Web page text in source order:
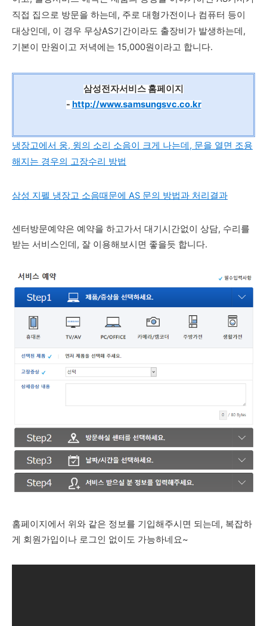
직접 집으로 방문을 하는데, 주로 대형가전이나 컴퓨터 등이
대상인데, 이 경우 무상AS기간이라도 출장비가 발생하는데,
기본이 만원이고 저녁에는 15,000원이라고 합니다.
삼성전자서비스 홈페이지
- http://www.samsungsvc.co.kr
냉장고에서 웅, 윙의 소리 소음이 크게 나는데, 문을 열면 조용
해지는 경우의 고장수리 방법
삼성 지펠 냉장고 소음때문에 AS 문의 방법과 처리결과
센터방문예약은 예약을 하고가서 대기시간없이 상담, 수리를
받는 서비스인데, 잘 이용해보시면 좋을듯 합니다.
홈페이지에서 위와 같은 정보를 기입해주시면 되는데, 복잡하
게 회원가입이나 로그인 없이도 가능하네요~